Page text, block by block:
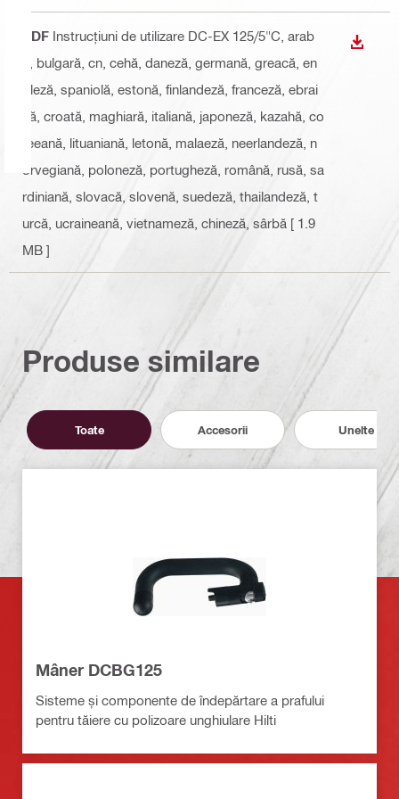
PDF Instrucțiuni de utilizare DC-EX 125/5"C , arab
ă, bulgară, cn, cehă, daneză, germană, greacă, en
gleză, spaniolă, estonă, finlandeză, franceză, ebrai
că, croată, maghiară, italiană, japoneză, kazahă, co
reeană, lituaniană, letonă, malaeză, neerlandeză, n
orvegiană, poloneză, portugheză, română, rusă, sa
rdiniană, slovacă, slovenă, suedeză, thailandeză, t
urcă, ucraineană, vietnameză, chineză, sârbă [ 1.9
MB ]
Produse similare
Toate Accesorii Unelte
Mâner DCBG125
Sisteme și componente de îndepărtare a prafului
pentru tăiere cu polizoare unghiulare Hilti